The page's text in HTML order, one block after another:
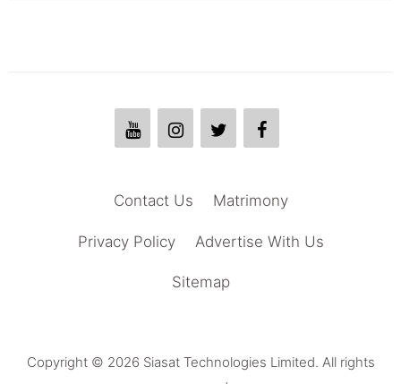
Matrimony
Contact Us
Advertise With Us
Privacy Policy
Sitemap
Copyright © 2026 Siasat Technologies Limited. All rights